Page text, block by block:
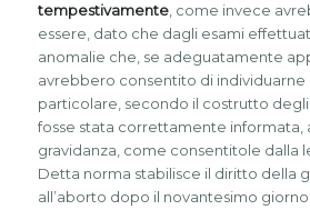
tempestivamente, come invece
essere, dato che dagli esami
anomalie che, se adeguatamente
avrebbero consentito di individuarne
particolare, secondo il costrutto
fosse stata correttamente
gravidanza, come consentitole dalla
Detta norma stabilisce il diritto della
all’aborto dopo il novantesimo